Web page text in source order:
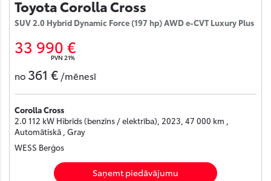
Toyota Corolla Cross
SUV 2.0 Hybrid Dynamic Force (197 hp) AWD e-CVT Luxury Plus
33 990 €
PVN 21%
no 361 € /mēnesī
Corolla Cross
2.0 112 kW Hibrīds (benzīns / elektrība), 2023, 47 000 km ,
Automātiskā , Gray
WESS Berģos
Saņemt piedāvājumu